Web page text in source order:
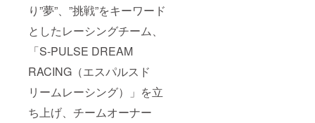
り”夢”、”挑戦”をキーワード
としたレーシングチーム、
「S-PULSE DREAM
RACING（エスパルスド
リームレーシング）」を立
ち上げ、チームオーナー